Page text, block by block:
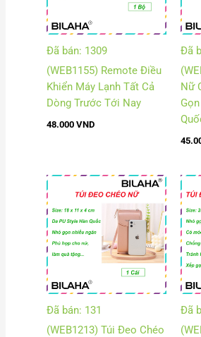
Đã bán: 1309
(WEB1155) Remote Điều
Khiển Máy Lạnh Tất Cả
Dòng Trước Tới Nay
48.000VND
Đã
Nữ
Đã bán: 131
(WEB1213) Túi Đeo Chéo
Khoảng
giá:
từ
55.000 VND
đến
63.000 VND
Đã